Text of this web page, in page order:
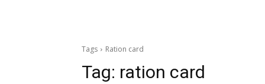
Tags Ration card
Tag: ration card